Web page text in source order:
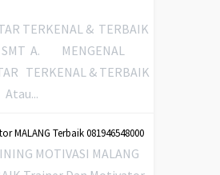
TERKENAL & TERBAIK
SMT A. MENGENAL
TERKENAL & TERBAIK
Atau...
MALANG Terbaik 081946548000
MOTIVASI MALANG